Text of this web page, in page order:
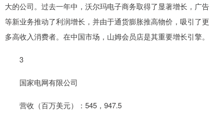
大的公司。过去一年中，沃尔玛电子商务取得了显著增长，广告
等新业务推动了利润增长，并由于通货膨胀推高物价，吸引了更
多高收入消费者。在中国市场，山姆会员店是其重要增长引擎。
3
国家电网有限公司
营收（百万美元）：545，947.5